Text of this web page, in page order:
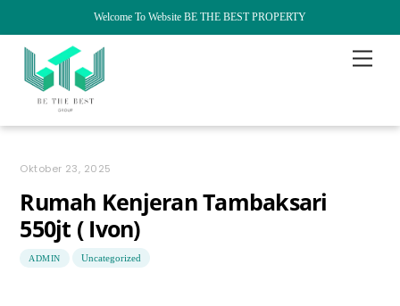
Welcome To Website BE THE BEST PROPERTY
content
Menu
Oktober 23, 2025
Rumah Kenjeran Tambaksari
550jt ( Ivon)
ADMIN Uncategorized